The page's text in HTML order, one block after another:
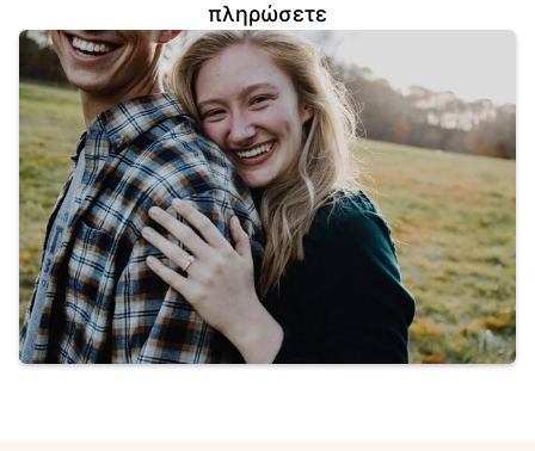
πληρώσετε